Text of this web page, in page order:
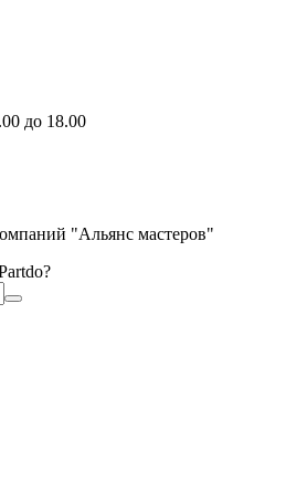
до 18.00
"Альянс мастеров"